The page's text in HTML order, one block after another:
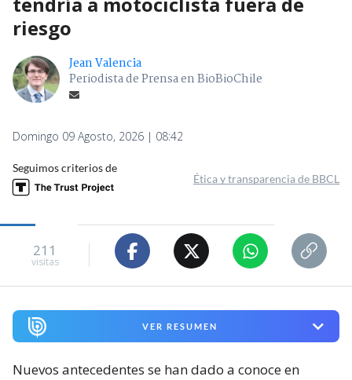
riesgo
Jean Valencia
Periodista de Prensa en BioBioChile
Domingo 09 Agosto, 2026 | 08:42
Seguimos criterios de
Ética y transparencia de BBCL
211
visitas
VER RESUMEN
Nuevos antecedentes se han dado a conoce en